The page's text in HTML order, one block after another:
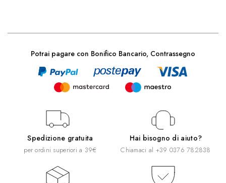
Potrai pagare con Bonifico Bancario, Contrassegno
Spedizione gratuita
per ordini superiori a 39€
Hai bisogno di aiuto?
Chiamaci al +39 0376 782838